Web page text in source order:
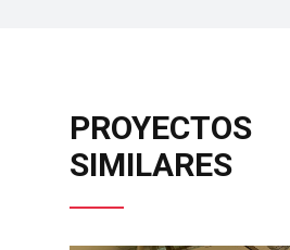
PROYECTOS
SIMILARES